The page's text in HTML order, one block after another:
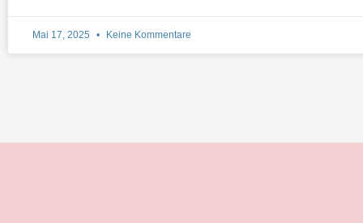
Mai 17, 2025 Keine Kommentare